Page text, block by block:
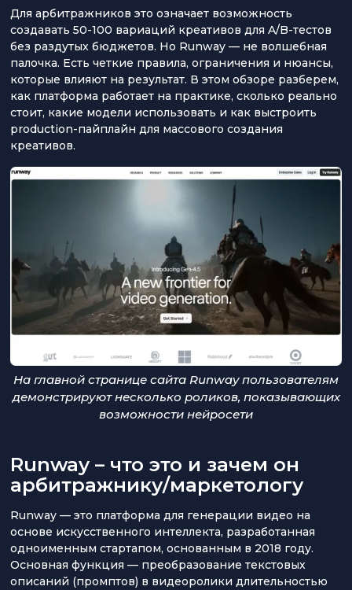
Для арбитражников это означает возможность
создавать 50-100 вариаций креативов для A/B-тестов
без раздутых бюджетов. Но Runway — не волшебная
палочка. Есть четкие правила, ограничения и нюансы,
которые влияют на результат. В этом обзоре разберем,
как платформа работает на практике, сколько реально
стоит, какие модели использовать и как выстроить
production-пайплайн для массового создания
креативов.
На главной странице сайта Runway пользователям
демонстрируют несколько роликов, показывающих
возможности нейросети
Runway – что это и зачем он
арбитражнику/маркетологу
Runway — это платформа для генерации видео на
основе искусственного интеллекта, разработанная
одноименным стартапом, основанным в 2018 году.
Основная функция — преобразование текстовых
описаний (промптов) в видеоролики длительностью